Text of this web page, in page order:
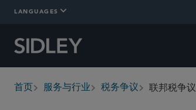
LANGUAGES
breadcrumbs
首页 服务与行业 税务争议 联邦税争议